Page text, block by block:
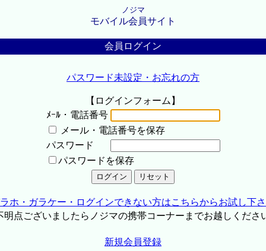
ノジマ
モバイル会員サイト
会員ログイン
パスワード未設定・お忘れの方
【ログインフォーム】
ﾒｰﾙ・電話番号
メール・電話番号を保存
パスワード
パスワードを保存
ホ・ガラケー・ログインできない方はこちらからお試し下
点ございましたらノジマの携帯コーナーまでお越しくださ
新規会員登録